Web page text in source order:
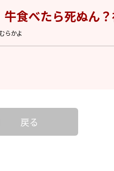
食べたら死ぬん？
らかよ
戻る